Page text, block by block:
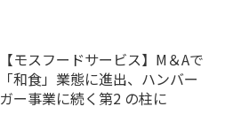
【モスフードサービス】M＆Aで
「和食」業態に進出、ハンバー
ガー事業に続く第2 の柱に